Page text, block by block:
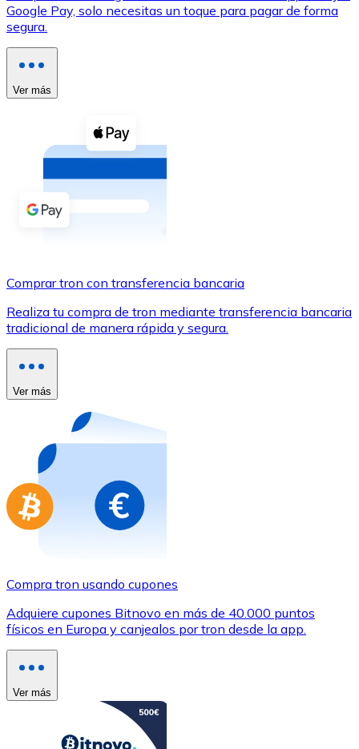
Ver todo
Compra criptomonedas con efectivo en tu tienda más
Comprar con efectivo
Transferencia SEPA
Añade fondos a tu cuenta Bitnovo o realiza compras
Comprar con Transferencia
Utiliza tarjetas Visa y Mastercard para comprar
Comprar con tarjeta
Tienda - Tarjetas regalo
Nuevo
Compra tarjetas regalo de tus marcas favoritas con
Ir a la tienda de tarjetas regalo
Google Pay, solo necesitas un toque para pagar de forma
segura.
Ver más
Comprar tron con transferencia bancaria
Realiza tu compra de tron mediante transferencia bancaria
tradicional de manera rápida y segura.
Ver más
Compra tron usando cupones
Adquiere cupones Bitnovo en más de 40.000 puntos
físicos en Europa y canjealos por tron desde la app.
Ver más